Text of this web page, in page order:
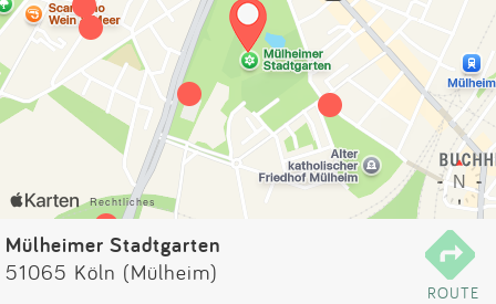
Partner
Kontakt
Impressum
Anmelden
Mülheimer Stadtgarten
51065 Köln (Mülheim)
ROUTE